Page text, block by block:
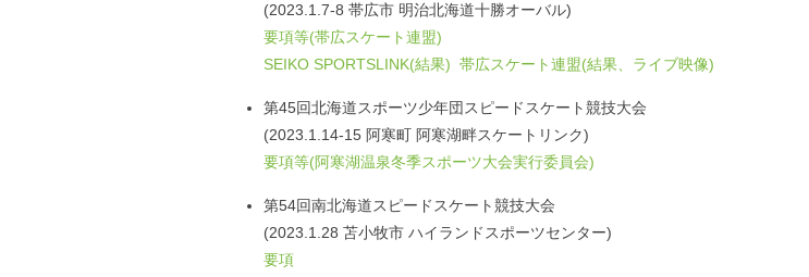
(2023.1.7-8 帯広市 明治北海道十勝オーバル)
要項等(帯広スケート連盟)
SEIKO SPORTSLINK(結果) 帯広スケート連盟(結果、ライブ映像)
第45回北海道スポーツ少年団スピードスケート競技大会
(2023.1.14-15 阿寒町 阿寒湖畔スケートリンク)
要項等(阿寒湖温泉冬季スポーツ大会実行委員会)
第54回南北海道スピードスケート競技大会
(2023.1.28 苫小牧市 ハイランドスポーツセンター)
要項